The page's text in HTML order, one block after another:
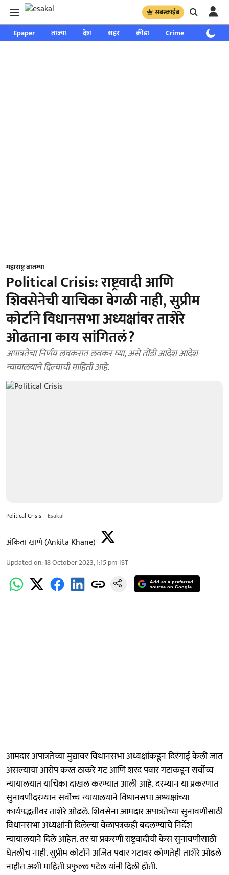
सबस्क्राईब
Epaper ताज्या देश शहर क्रीडा Crime साप्ताहिक
महाराष्ट्र बातम्या
Political Crisis: राष्ट्रवादी आणि
शिवसेनेची याचिका वेगळी नाही, सुप्रीम
कोर्टाने विधानसभा अध्यक्षांवर ताशेरे
ओढताना काय सांगितलं?
अपात्रतेचा निर्णय लवकरात लवकर घ्या, असे तोंडी आदेश आदेश
न्यायालयाने दिल्याची माहिती आहे.
Political Crisis Esakal
अंकिता खाणे (Ankita Khane)
Updated on:18 October 2023, 1:15 pm IST
Add as a preferred
source on Google
आमदार अपात्रतेच्या मुद्यावर विधानसभा अध्यक्षांकडून दिरंगाई केली जात
असल्याचा आरोप करत ठाकरे गट आणि शरद पवार गटाकडून सर्वोच्च
न्यायालयात याचिका दाखल करण्यात आली आहे. दरम्यान या प्रकरणात
सुनावणीदरम्यान सर्वोच्च न्यायालयाने विधानसभा अध्यक्षांच्या
कार्यपद्धतीवर ताशेरे ओढले. शिवसेना आमदार अपात्रतेच्या सुनावणीसाठी
विधानसभा अध्यक्षांनी दिलेल्या वेळापत्रकही बदलण्याचे निर्देश
न्यायालयाने दिले आहेत. तर या प्रकरणी राष्ट्रवादीची केस सुनावणीसाठी
घेतलीच नाही. सुप्रीम कोर्टाने अजित पवार गटावर कोणतेही ताशेरे ओढले
नाहीत अशी माहिती प्रफुल्ल पटेल यांनी दिली होती.